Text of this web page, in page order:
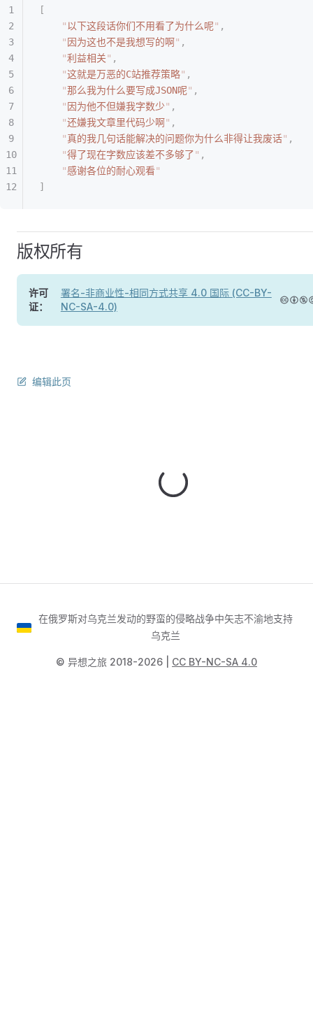
[
    "
以下这段话你们不用看了为什么呢" ,
    "
因为这也不是我想写的啊" ,
    "
利益相关" ,
    "
这就是万恶的C站推荐策略" ,
    "
那么我为什么要写成JSON呢" ,
    "
因为他不但嫌我字数少" ,
    "
还嫌我文章里代码少啊" ,
    "
真的我几句话能解决的问题你为什么非得让我废话" ,
    "
得了现在字数应该差不多够了" ,
    "
感谢各位的耐心观看"
]
版权所有
许可
证：
署名-非商业性-相同方式共享 4.0 国际 (CC-BY-
NC-SA-4.0)
编辑此页
在俄罗斯对乌克兰发动的野蛮的侵略战争中矢志不渝地支持
乌克兰
©️ 异想之旅 2018-2026 | CC BY-NC-SA 4.0